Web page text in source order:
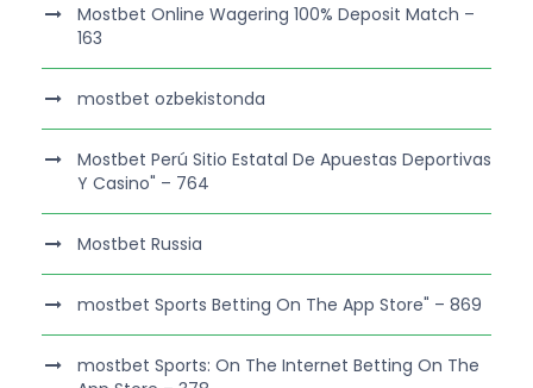
Mostbet Online Wagering 100% Deposit Match –
163
mostbet ozbekistonda
Mostbet Perú Sitio Estatal De Apuestas Deportivas
Y Casino" – 764
Mostbet Russia
‎mostbet Sports Betting On The App Store" – 869
‎mostbet Sports: On The Internet Betting On The